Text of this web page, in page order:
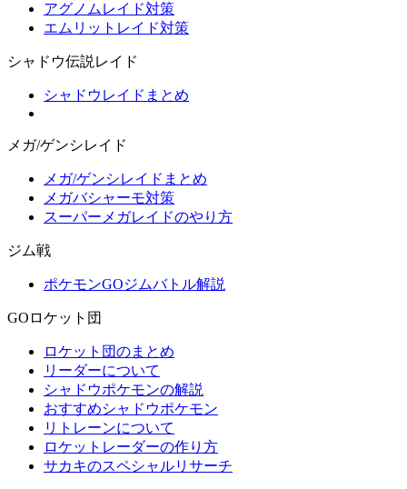
アグノムレイド対策
エムリットレイド対策
シャドウ伝説レイド
シャドウレイドまとめ
メガ/ゲンシレイド
メガ/ゲンシレイドまとめ
メガバシャーモ対策
スーパーメガレイドのやり方
ジム戦
ポケモンGOジムバトル解説
GOロケット団
ロケット団のまとめ
リーダーについて
シャドウポケモンの解説
おすすめシャドウポケモン
リトレーンについて
ロケットレーダーの作り方
サカキのスペシャルリサーチ